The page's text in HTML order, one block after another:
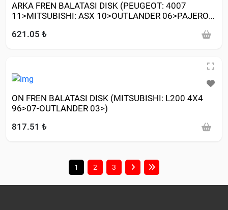
ARKA FREN BALATASI DISK (PEUGEOT: 4007
11>MITSUBISHI: ASX 10>OUTLANDER 06>PAJERO
621.05 ₺
ON FREN BALATASI DISK (MITSUBISHI: L200 4X4
96>07-OUTLANDER 03>)
817.51 ₺
1 2 3